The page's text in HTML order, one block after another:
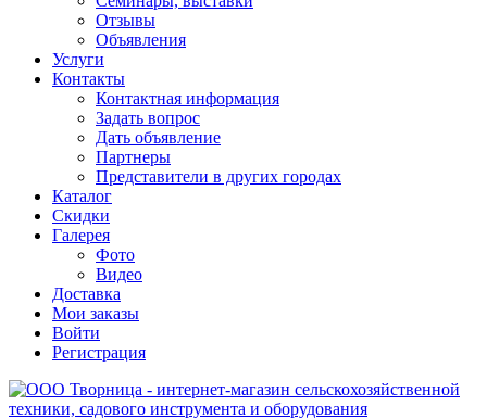
Отзывы
Объявления
Услуги
Контакты
Контактная информация
Задать вопрос
Дать объявление
Партнеры
Представители в других городах
Каталог
Скидки
Галерея
Фото
Видео
Доставка
Мои заказы
Войти
Регистрация